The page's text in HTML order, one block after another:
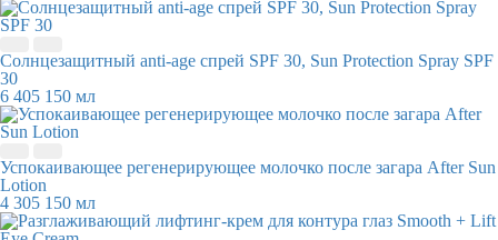
Солнцезащитный anti-age спрей SPF 30, Sun Protection Spray SPF
30
6 405 150 мл
Успокаивающее регенерирующее молочко после загара After Sun
Lotion
4 305 150 мл